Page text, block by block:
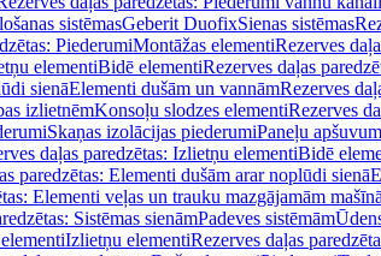
sistēmasGeberit DuofixSienas sistēmas
PiederumiMontāžas elementiRezerves
elementiBidē elementiRezerves daļas
sienāElementi dušām un vannāmRezerves
izlietnēmKonsoļu slodzes elementiRezerves
Skaņas izolācijas piederumiPaneļu
daļas paredzētas: Izlietņu elementiBidē
paredzētas: Elementi dušām arar noplūdi sienā
Elementi veļas un trauku mazgājamām
Sistēmas sienāmPadeves sistēmām
Izlietņu elementiRezerves daļas